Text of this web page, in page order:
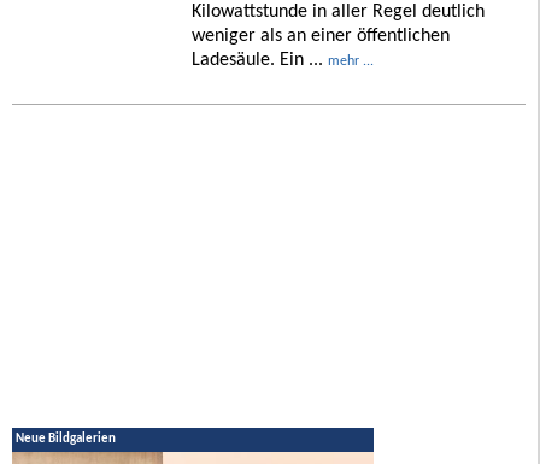
Kilowattstunde in aller Regel deutlich
weniger als an einer öffentlichen
Ladesäule. Ein ... mehr ...
Neue Bildgalerien